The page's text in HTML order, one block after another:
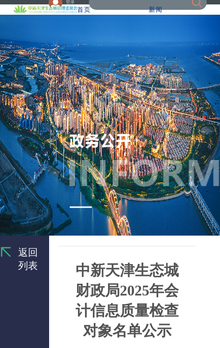
登录
首页 新闻
返回
列表
中新天津生态城
财政局2025年会
计信息质量检查
对象名单公示